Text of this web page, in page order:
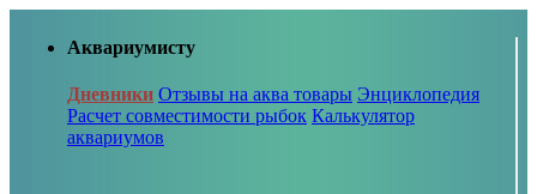
Аквариумисту
Дневники Отзывы на аква товары Энциклопедия
Расчет совместимости рыбок Калькулятор
аквариумов